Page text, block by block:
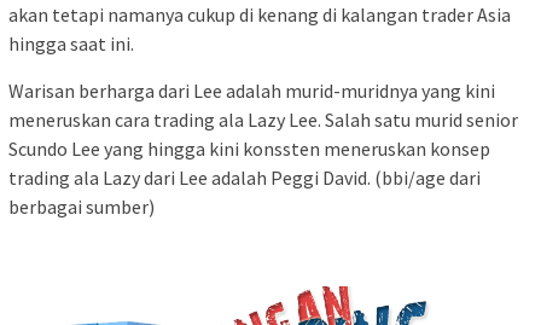
akan tetapi namanya cukup di kenang di kalangan trader Asia
hingga saat ini.
Warisan berharga dari Lee adalah murid-muridnya yang kini
meneruskan cara trading ala Lazy Lee. Salah satu murid senior
Scundo Lee yang hingga kini konssten meneruskan konsep
trading ala Lazy dari Lee adalah Peggi David. (bbi/age dari
berbagai sumber)